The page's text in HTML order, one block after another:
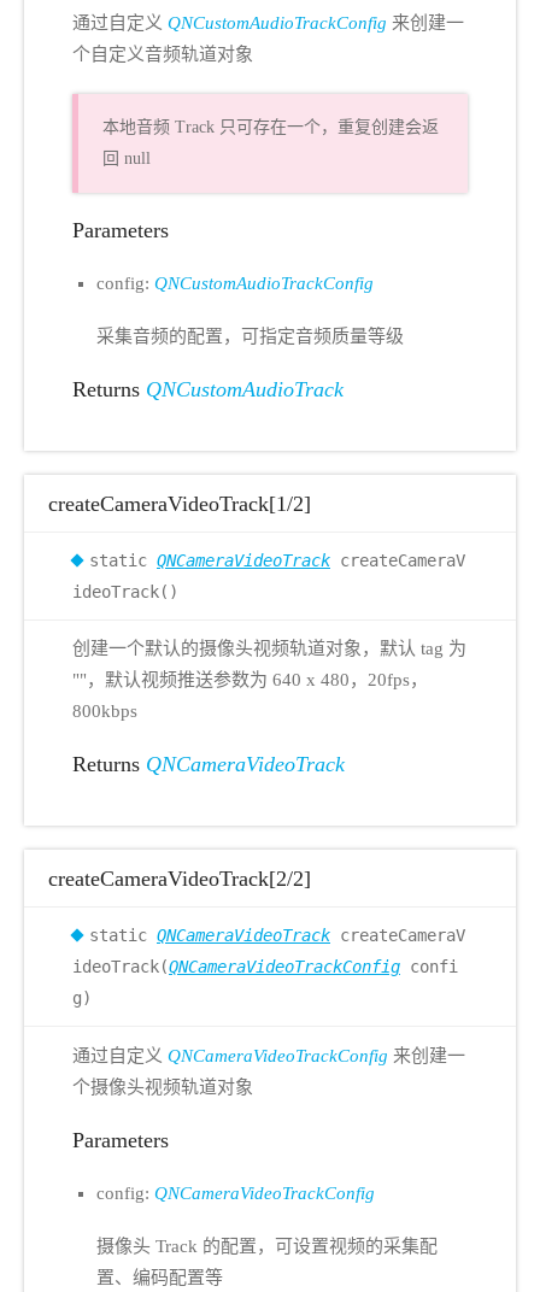
通过自定义 QNCustomAudioTrackConfig 来创建一
个自定义音频轨道对象
本地音频 Track 只可存在一个，重复创建会返
回 null
Parameters
config: QNCustomAudioTrackConfig
采集音频的配置，可指定音频质量等级
Returns QNCustomAudioTrack
createCameraVideoTrack[1/2]
static QNCameraVideoTrack createCameraV
ideoTrack()
创建一个默认的摄像头视频轨道对象，默认 tag 为
""，默认视频推送参数为 640 x 480，20fps，
800kbps
Returns QNCameraVideoTrack
createCameraVideoTrack[2/2]
static QNCameraVideoTrack createCameraV
ideoTrack(QNCameraVideoTrackConfig confi
g)
通过自定义 QNCameraVideoTrackConfig 来创建一
个摄像头视频轨道对象
Parameters
config: QNCameraVideoTrackConfig
摄像头 Track 的配置，可设置视频的采集配
置、编码配置等